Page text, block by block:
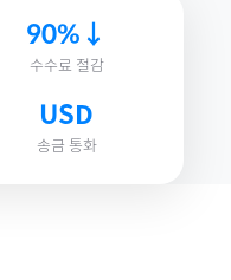
90%↓
수수료 절감
USD
송금 통화